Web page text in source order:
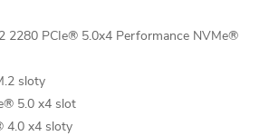
2280 PCIe® 5.0x4 Performance NVMe®
sloty
5.0 x4 slot
4.0 x4 sloty